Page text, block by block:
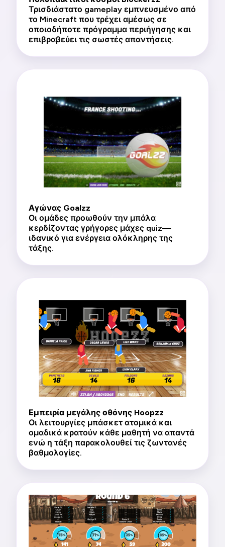
Τρισδιάστατο gameplay εμπνευσμένο από
το Minecraft που τρέχει αμέσως σε
οποιοδήποτε πρόγραμμα περιήγησης και
επιβραβεύει τις σωστές απαντήσεις.
Αγώνας Goalzz
Οι ομάδες προωθούν την μπάλα
κερδίζοντας γρήγορες μάχες quiz—
ιδανικό για ενέργεια ολόκληρης της
τάξης.
Εμπειρία μεγάλης οθόνης Hoopzz
Οι λειτουργίες μπάσκετ ατομικά και
ομαδικά κρατούν κάθε μαθητή να απαντά
ενώ η τάξη παρακολουθεί τις ζωντανές
βαθμολογίες.